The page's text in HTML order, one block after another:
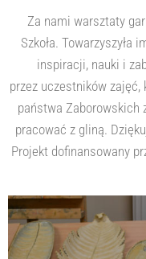
Za nami warsztaty
Szkoła. Towarzyszyła
inspiracji, nauki i
przez uczestników
państwa Zaborowskich
pracować z gliną.
Projekt dofinansowany